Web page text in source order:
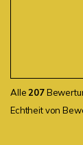
Alle207
Echtheit von